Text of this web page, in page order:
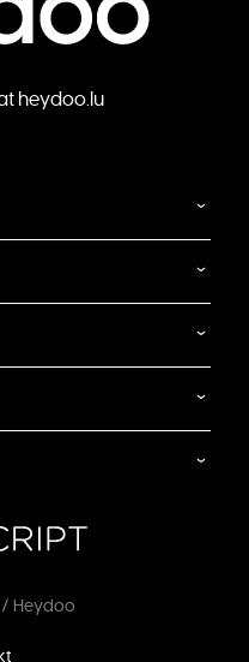
heydoo.lu
/ Heydoo